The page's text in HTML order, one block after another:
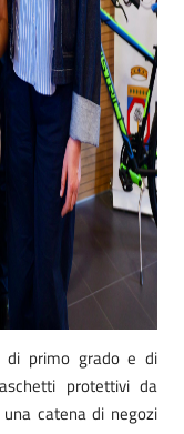
di primo grado e di
protettivi da
catena di negozi